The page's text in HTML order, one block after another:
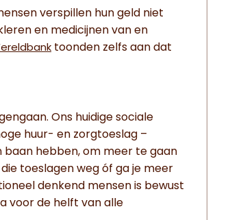
verspillen hun geld niet
en medicijnen van en
toonden zelfs aan dat
Ons huidige sociale
huur- en zorgtoeslag –
baan hebben, om meer te gaan
toeslagen weg óf ga je meer
denkend mensen is bewust
voor de helft van alle